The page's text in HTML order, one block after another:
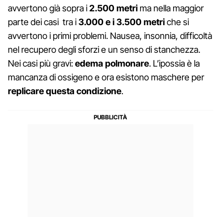
avvertono già sopra i2.500 metri ma nella maggior
parte dei casi tra i3.000 e i 3.500 metriche si
avvertono i primi problemi. Nausea, insonnia, difficoltà
nel recupero degli sforzi e un senso di stanchezza.
Nei casi più gravi:edema polmonare. L’ipossia è la
mancanza di ossigeno e ora esistono maschere per
replicare questa condizione.